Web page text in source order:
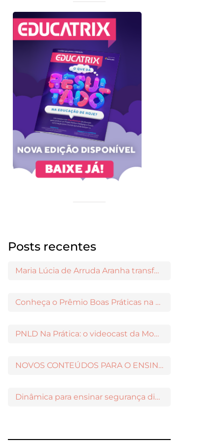
Posts recentes
Maria Lúcia de Arruda Aranha transformou o ensino de Filosofia no Brasil
Conheça o Prêmio Boas Práticas na Escola
PNLD Na Prática: o videocast da Moderna para apoiar a escolha das obras aprovadas
NOVOS CONTEÚDOS PARA O ENSINO MÉDIO DISPONÍVEIS NO MODERNAMIGOS
Dinâmica para ensinar segurança digital nos Anos Iniciais